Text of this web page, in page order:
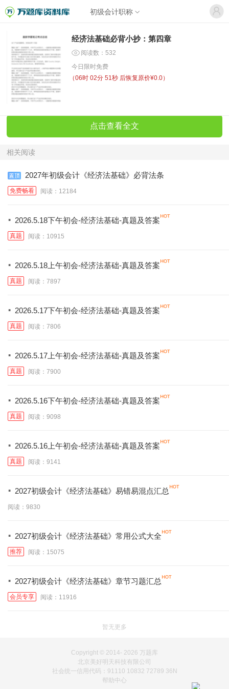
初级会计职称
经济法基础必背小抄：第四章
阅读数：532
今日限时免费
（06时 02分 51秒 后恢复原价¥0.0）
点击查看全文
相关阅读
2027年初级会计《经济法基础》必背法条
免费畅看 阅读：12184
· 2026.5.18下午初会-经济法基础-真题及答案
真题 阅读：10915
· 2026.5.18上午初会-经济法基础-真题及答案
真题 阅读：7897
· 2026.5.17下午初会-经济法基础-真题及答案
真题 阅读：7806
· 2026.5.17上午初会-经济法基础-真题及答案
真题 阅读：7900
· 2026.5.16下午初会-经济法基础-真题及答案
真题 阅读：9098
· 2026.5.16上午初会-经济法基础-真题及答案
真题 阅读：9141
· 2027初级会计《经济法基础》易错易混点汇总
阅读：9830
· 2027初级会计《经济法基础》常用公式大全
推荐 阅读：15075
· 2027初级会计《经济法基础》章节习题汇总
会员专享 阅读：11916
暂无更多
Copyright © 2014- 2026 万题库
北京美好明天科技有限公司
社会统一信用代码：91110 10832 72789 36N
帮助中心